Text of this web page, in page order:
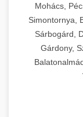
🎁 23.
Ipari
Mohács,
Simontornya,
Sárbogárd,
Gárdony,